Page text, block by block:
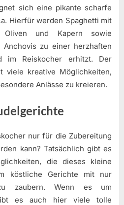
sich eine pikante scharfe
Hierfür werden Spaghetti mit
Oliven und Kapern sowie
zu einer herzhaften
im Reiskocher erhitzt. Der
viele kreative Möglichkeiten,
Anlässe zu kreieren.
nur für die Zubereitung
kann? Tatsächlich gibt es
die dieses kleine
köstliche Gerichte mit nur
zaubern. Wenn es um
es auch hier viele tolle